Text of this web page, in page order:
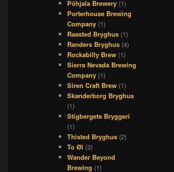
Põhjala Brewery (1)
Porterhouse Brewing
Company (1)
Raasted Bryghus (1)
Randers Bryghus (4)
Rockabilly Brew (1)
Sierra Nevada Brewing
Company (1)
Siren Craft Brew (1)
Skanderborg Bryghus
(1)
Stigbergets Bryggeri
(1)
Thisted Bryghus (2)
To Øl (2)
Wander Beyond
Brewing (1)